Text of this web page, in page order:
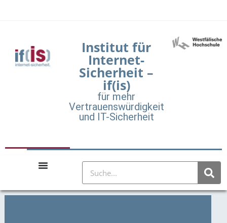
Institut für
Internet-
Sicherheit –
if(is)
für mehr
Vertrauenswürdigkeit
und IT-Sicherheit